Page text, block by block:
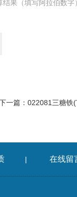
结果（填写阿拉伯数字
一篇： 022081三糖铁
| 在线留